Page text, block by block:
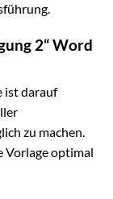
2“ Word
ist darauf
zu machen.
Vorlage optimal